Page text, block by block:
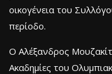
οικογένεια του
περίοδο.
Ο Αλέξανδρος
Ακαδημίες του